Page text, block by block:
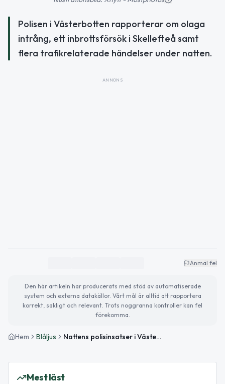
Polisen i Västerbotten rapporterar om olaga
intrång, ett inbrottsförsök i Skellefteå samt
flera trafikrelaterade händelser under natten.
ANNONS
Anmäl fel
Den här artikeln har producerats med stöd av automatiserade
system och externa datakällor. Vårt mål är alltid att rapportera
korrekt, sakligt och relevant. Trots noggranna kontroller kan fel
förekomma.
Hem Blåljus Nattens polisinsatser i Västerbotten – inbrottsförsök och trafikolycka
Mest läst